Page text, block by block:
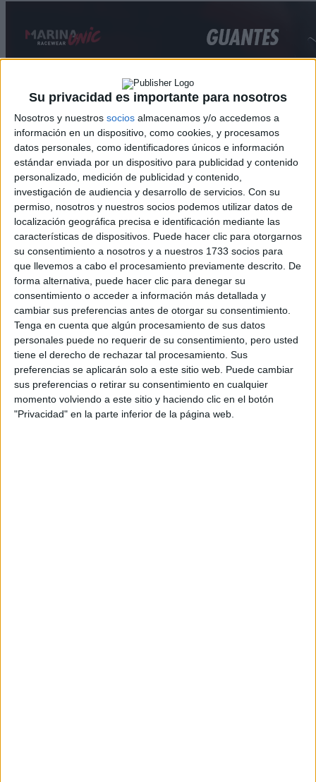
Su privacidad es importante para nosotros
Nosotros y nuestros socios almacenamos y/o accedemos a
información en un dispositivo, como cookies, y procesamos
datos personales, como identificadores únicos e información
estándar enviada por un dispositivo para publicidad y contenido
personalizado, medición de publicidad y contenido,
investigación de audiencia y desarrollo de servicios. Con su
permiso, nosotros y nuestros socios podemos utilizar datos de
localización geográfica precisa e identificación mediante las
características de dispositivos. Puede hacer clic para otorgarnos
su consentimiento a nosotros y a nuestros 1733 socios para
que llevemos a cabo el procesamiento previamente descrito. De
forma alternativa, puede hacer clic para denegar su
consentimiento o acceder a información más detallada y
cambiar sus preferencias antes de otorgar su consentimiento.
Tenga en cuenta que algún procesamiento de sus datos
personales puede no requerir de su consentimiento, pero usted
tiene el derecho de rechazar tal procesamiento. Sus
preferencias se aplicarán solo a este sitio web. Puede cambiar
sus preferencias o retirar su consentimiento en cualquier
momento volviendo a este sitio y haciendo clic en el botón
"Privacidad" en la parte inferior de la página web.
Rallyes
WRC
S-CER
ERC
CERA
CERT
Internacionales
Campeonatos Autonómicos
Históricos
Dakar
RallyCross
Circuitos
F1
Fórmula E
F2 / F3 / F4
Resistencia
Indycar
Otros